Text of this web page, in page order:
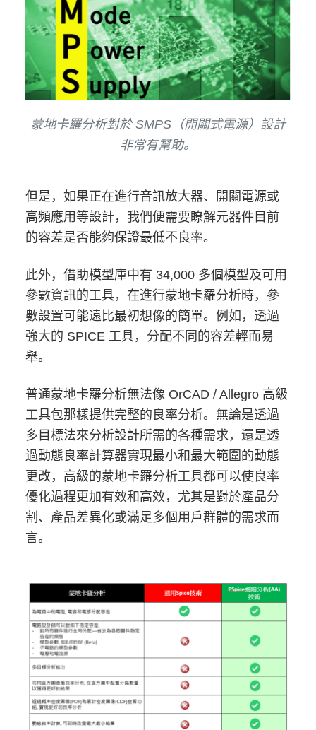
蒙地卡羅分析對於 SMPS（開關式電源）設計
非常有幫助。
但是，如果正在進行音訊放大器、開關電源或
高頻應用等設計，我們便需要瞭解元器件目前
的容差是否能夠保證最低不良率。
此外，借助模型庫中有 34,000 多個模型及可用
參數資訊的工具，在進行蒙地卡羅分析時，參
數設置可能遠比最初想像的簡單。例如，透過
強大的 SPICE 工具，分配不同的容差輕而易
舉。
普通蒙地卡羅分析無法像 OrCAD / Allegro 高級
工具包那樣提供完整的良率分析。無論是透過
多目標法來分析設計所需的各種需求，還是透
過動態良率計算器實現最小和最大範圍的動態
更改，高級的蒙地卡羅分析工具都可以使良率
優化過程更加有效和高效，尤其是對於產品分
割、產品差異化或滿足多個用戶群體的需求而
言。